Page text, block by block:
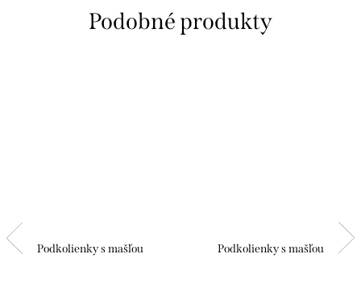
Podkolienky s mašľou Podkolienky s mašľou